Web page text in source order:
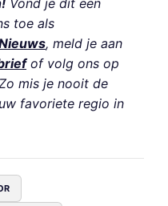
Vond je dit een
toe als
, meld je aan
of volg ons op
mis je nooit de
favoriete regio in